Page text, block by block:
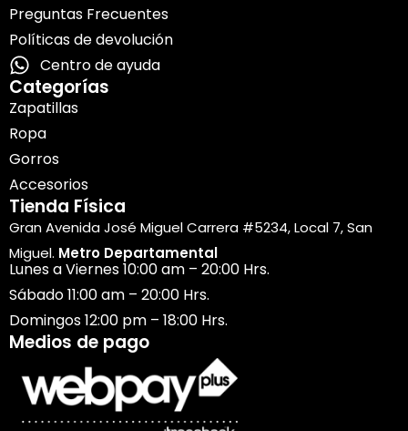
Preguntas Frecuentes
Políticas de devolución
Centro de ayuda
Categorías
Zapatillas
Ropa
Gorros
Accesorios
Tienda Física
Gran Avenida José Miguel Carrera #5234, Local 7, San
Miguel. Metro Departamental
Lunes a Viernes 10:00 am – 20:00 Hrs.
Sábado 11:00 am – 20:00 Hrs.
Domingos 12:00 pm – 18:00 Hrs.
Medios de pago